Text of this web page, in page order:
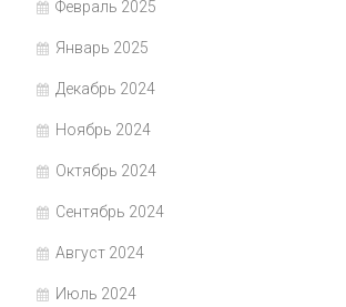
Февраль 2025
Январь 2025
Декабрь 2024
Ноябрь 2024
Октябрь 2024
Сентябрь 2024
Август 2024
Июль 2024